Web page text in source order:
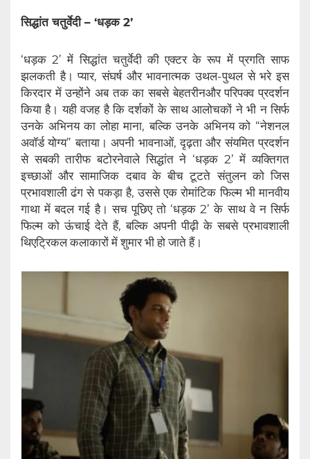
सिद्धांत चतुर्वेदी – ‘धड़क 2’
‘धड़क 2’ में सिद्धांत चतुर्वेदी की एक्टर के रूप में प्रगति साफ
झलकती है। प्यार, संघर्ष और भावनात्मक उथल-पुथल से भरे इस
किरदार में उन्होंने अब तक का सबसे बेहतरीनऔर परिपक्व प्रदर्शन
किया है। यही वजह है कि दर्शकों के साथ आलोचकों ने भी न सिर्फ
उनके अभिनय का लोहा माना, बल्कि उनके अभिनय को “नेशनल
अवॉर्ड योग्य” बताया। अपनी भावनाओं, दृढ़ता और संयमित प्रदर्शन
से सबकी तारीफ बटोरनेवाले सिद्धांत ने ‘धड़क 2’ में व्यक्तिगत
इच्छाओं और सामाजिक दबाव के बीच टूटते संतुलन को जिस
प्रभावशाली ढंग से पकड़ा है, उससे एक रोमांटिक फिल्म भी मानवीय
गाथा में बदल गई है। सच पूछिए तो ‘धड़क 2’ के साथ वे न सिर्फ
फिल्म को ऊंचाई देते हैं, बल्कि अपनी पीढ़ी के सबसे प्रभावशाली
थिएट्रिकल कलाकारों में शुमार भी हो जाते हैं।